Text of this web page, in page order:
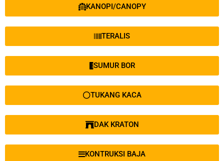
KANOPI/CANOPY
TERALIS
SUMUR BOR
TUKANG KACA
DAK KRATON
KONTRUKSI BAJA